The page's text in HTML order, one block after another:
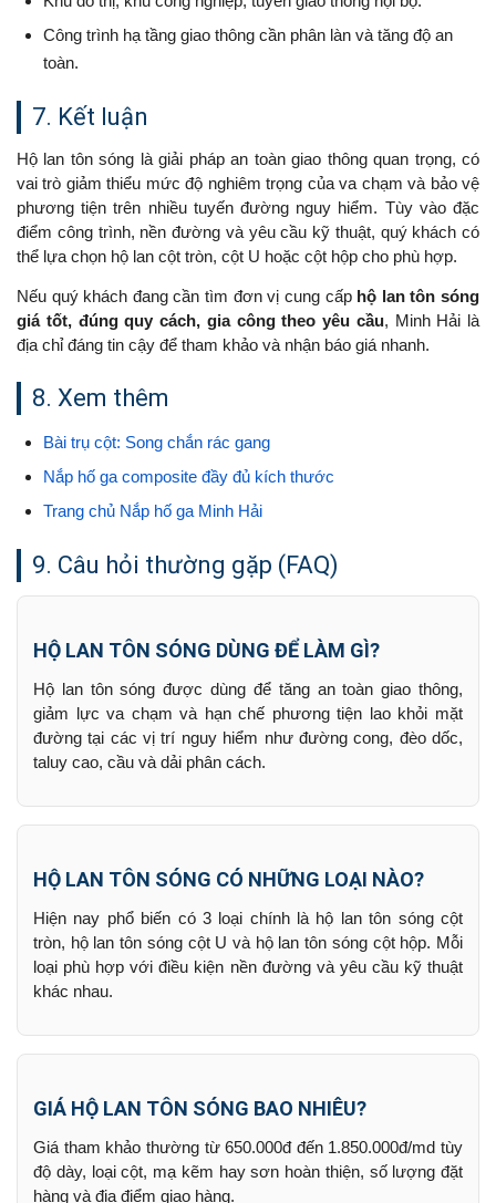
Công trình hạ tầng giao thông cần phân làn và tăng độ an
toàn.
7. Kết luận
Hộ lan tôn sóng là giải pháp an toàn giao thông quan trọng, có
vai trò giảm thiểu mức độ nghiêm trọng của va chạm và bảo vệ
phương tiện trên nhiều tuyến đường nguy hiểm. Tùy vào đặc
điểm công trình, nền đường và yêu cầu kỹ thuật, quý khách có
thể lựa chọn hộ lan cột tròn, cột U hoặc cột hộp cho phù hợp.
Nếu quý khách đang cần tìm đơn vị cung cấp hộ lan tôn sóng
giá tốt, đúng quy cách, gia công theo yêu cầu, Minh Hải là
địa chỉ đáng tin cậy để tham khảo và nhận báo giá nhanh.
8. Xem thêm
Bài trụ cột: Song chắn rác gang
Nắp hố ga composite đầy đủ kích thước
Trang chủ Nắp hố ga Minh Hải
9. Câu hỏi thường gặp (FAQ)
HỘ LAN TÔN SÓNG DÙNG ĐỂ LÀM GÌ?
Hộ lan tôn sóng được dùng để tăng an toàn giao thông,
giảm lực va chạm và hạn chế phương tiện lao khỏi mặt
đường tại các vị trí nguy hiểm như đường cong, đèo dốc,
taluy cao, cầu và dải phân cách.
HỘ LAN TÔN SÓNG CÓ NHỮNG LOẠI NÀO?
Hiện nay phổ biến có 3 loại chính là hộ lan tôn sóng cột
tròn, hộ lan tôn sóng cột U và hộ lan tôn sóng cột hộp. Mỗi
loại phù hợp với điều kiện nền đường và yêu cầu kỹ thuật
khác nhau.
GIÁ HỘ LAN TÔN SÓNG BAO NHIÊU?
Giá tham khảo thường từ 650.000đ đến 1.850.000đ/md tùy
độ dày, loại cột, mạ kẽm hay sơn hoàn thiện, số lượng đặt
hàng và địa điểm giao hàng.